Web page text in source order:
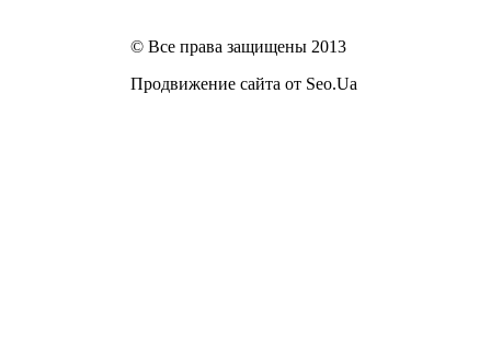
© Все права защищены 2013
Продвижение сайта от Seo.Ua